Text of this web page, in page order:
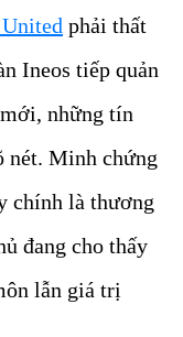
phải thất
Ineos tiếp quản
những tín
nét. Minh chứng
chính là thương
đang cho thấy
lẫn giá trị